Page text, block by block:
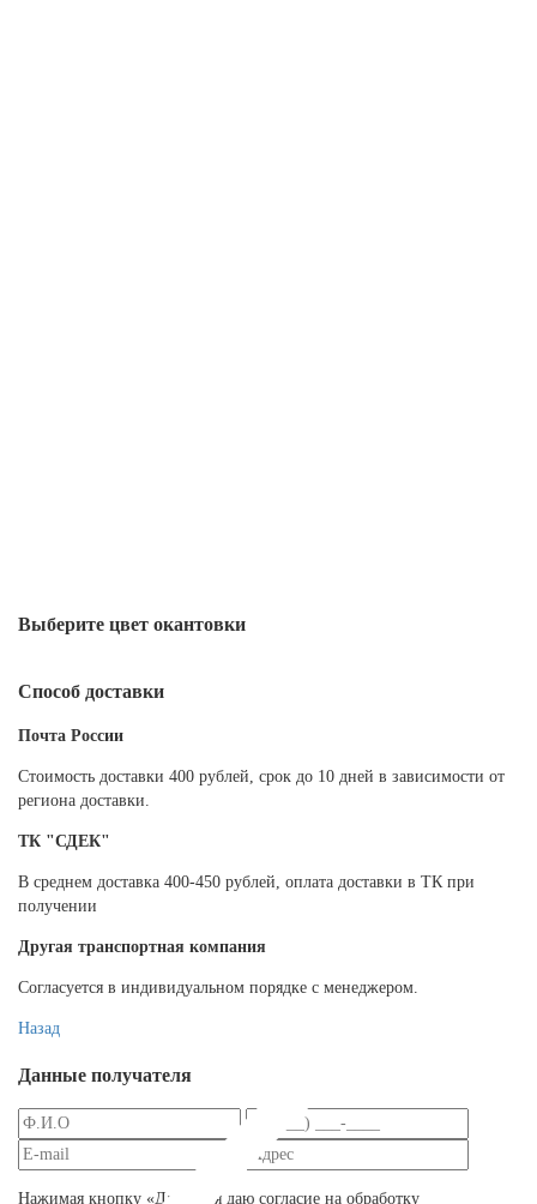
Выберите цвет окантовки
Способ доставки
Почта России
Cтоимость доставки 400 рублей, срок до 10 дней в зависимости от
региона доставки.
ТК "СДЕК"
В среднем доставка 400-450 рублей, оплата доставки в ТК при
получении
Другая транспортная компания
Согласуется в индивидуальном порядке с менеджером.
Назад
Данные получателя
Нажимая кнопку «Далее», я даю согласие на обработку